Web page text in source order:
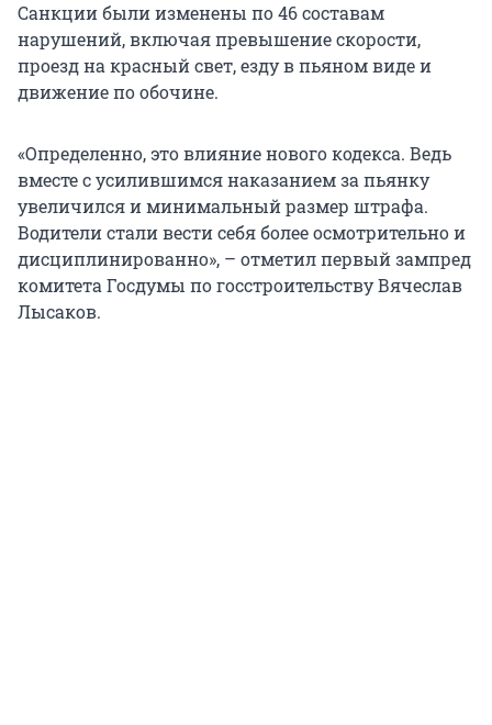
Санкции были изменены по 46 составам
нарушений, включая превышение скорости,
проезд на красный свет, езду в пьяном виде и
движение по обочине.
«Определенно, это влияние нового кодекса. Ведь
вместе с усилившимся наказанием за пьянку
увеличился и минимальный размер штрафа.
Водители стали вести себя более осмотрительно и
дисциплинированно», – отметил первый зампред
комитета Госдумы по госстроительству Вячеслав
Лысаков.